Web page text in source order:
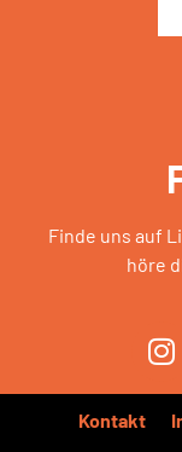
Finde uns auf
höre
Kontakt